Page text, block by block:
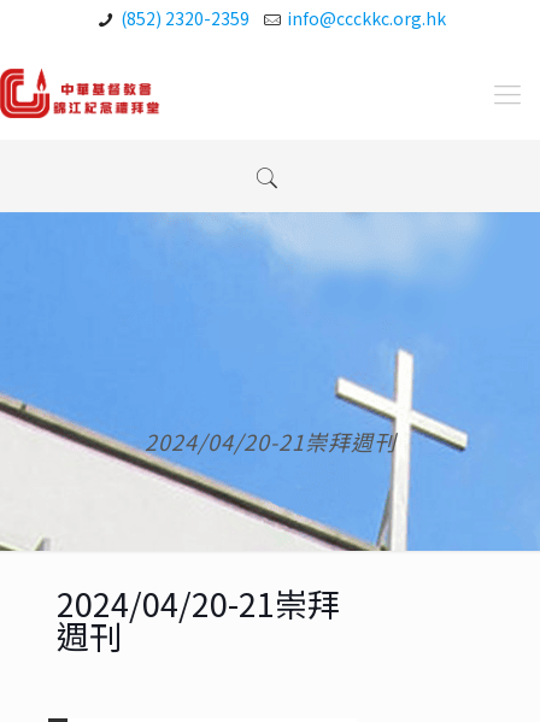
(852) 2320-2359 info@ccckkc.org.hk
2024/04/20-21崇拜週刊
2024/04/20-21崇拜
週刊